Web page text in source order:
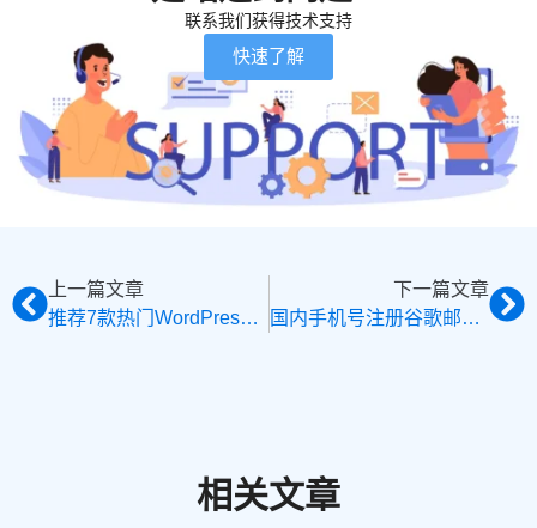
联系我们获得技术支持
快速了解
上一篇文章
推荐7款热门WordPress缓存插件，提升网站加载速度和性能
下一篇文章
国内手机号注册谷歌邮箱教程，轻松创建 Gmail 谷歌账号
相关文章